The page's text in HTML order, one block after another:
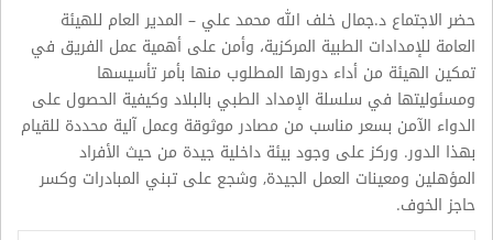
حضر الاجتماع د.جمال خلف الله محمد علي – المدير العام للهيئة
العامة للإمدادات الطبية المركزية، وأمن على أهمية عمل الفريق في
تمكين الهيئة من أداء دورها المطلوب منها بأمر تأسيسها
ومسئوليتها في سلسلة الإمداد الطبي بالبلاد وكيفية الحصول على
الدواء الآمن بسعر مناسب من مصادر موثوقة وعمل آلية محددة للقيام
بهذا الدور. وركز على وجود بيئة داخلية جيدة من حيث الأفراد
المؤهلين ومعينات العمل الجيدة, وشجع على تبني المبادرات وكسر
حاجز الخوف.